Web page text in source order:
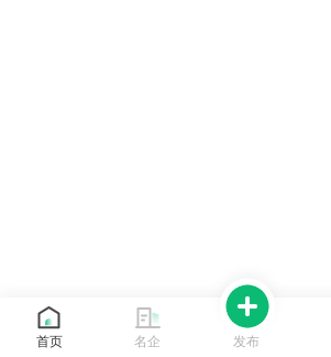
首页 名企 发布